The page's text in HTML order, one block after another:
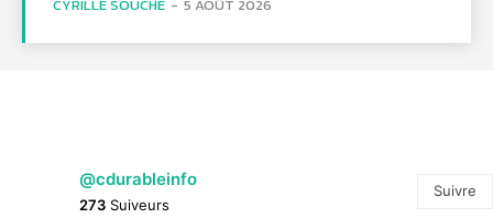
CYRILLE SOUCHE - 5 AOÛT 2026
@cdurableinfo
273 Suiveurs
Suivre